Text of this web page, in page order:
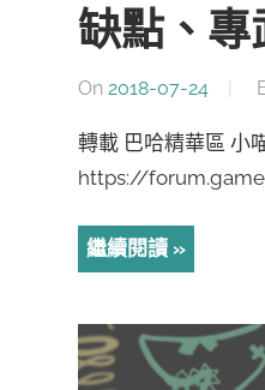
缺點、專
On 2018-07-24
轉載 巴哈精華區 小
https://
繼續閱讀